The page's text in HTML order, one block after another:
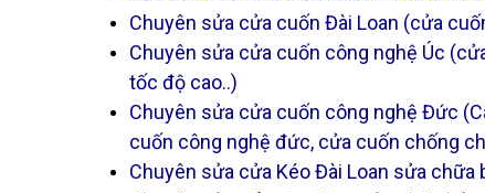
Chuyên sửa cửa cuốn Đài Loan (cửa
Chuyên sửa cửa cuốn công nghệ Úc
tốc độ cao..)
Chuyên sửa cửa cuốn công nghệ Đức
cuốn công nghệ đức, cửa cuốn chống
Chuyên sửa cửa Kéo Đài Loan sửa chữa